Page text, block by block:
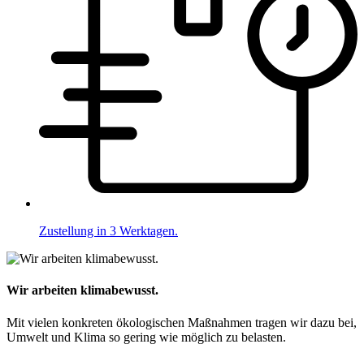
Zustellung in 3 Werktagen.
Wir arbeiten klimabewusst.
Mit vielen konkreten ökologischen Maßnahmen tragen wir dazu bei,
Umwelt und Klima so gering wie möglich zu belasten.